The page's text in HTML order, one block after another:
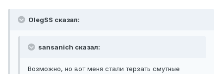
OlegSS сказал:
sansanich сказал:
Возможно, но вот меня стали терзать смутные